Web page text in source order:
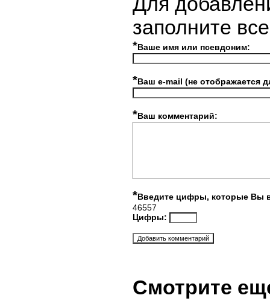
заполните
*Ваше имя или псевдоним:
*Ваш e-mail (не отображается
*Ваш комментарий:
*Введите цифры, которые Вы
46557
Цифры:
Смотрите